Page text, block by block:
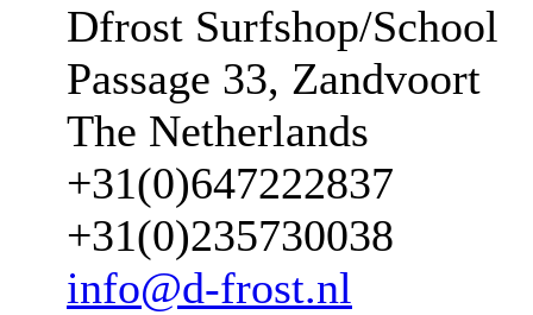
Dfrost Surfshop/School
Passage 33, Zandvoort
The Netherlands
+31(0)647222837
+31(0)235730038
info@d-frost.nl